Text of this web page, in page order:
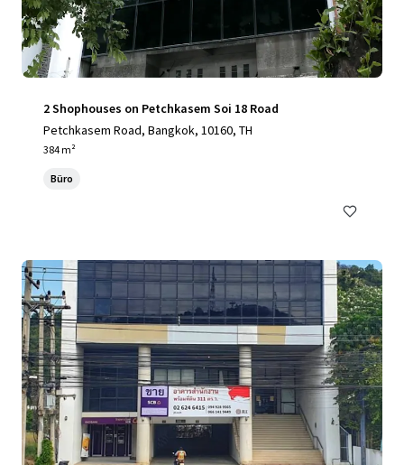
2 Shophouses on Petchkasem Soi 18 Road
Petchkasem Road, Bangkok, 10160, TH
384 m²
Büro